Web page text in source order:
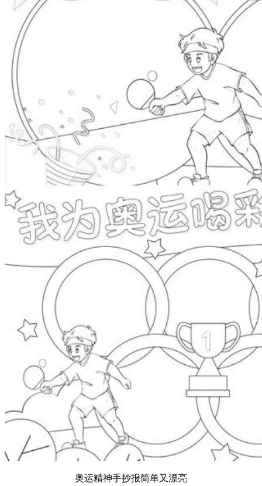
奥运精神手抄报简单又漂亮